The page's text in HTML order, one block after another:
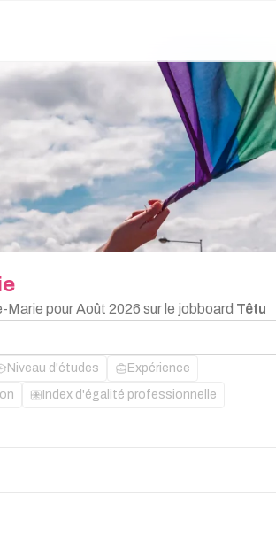
pour Août 2026 sur le jobboard Têtu
Niveau d'études Expérience
Index d'égalité professionnelle